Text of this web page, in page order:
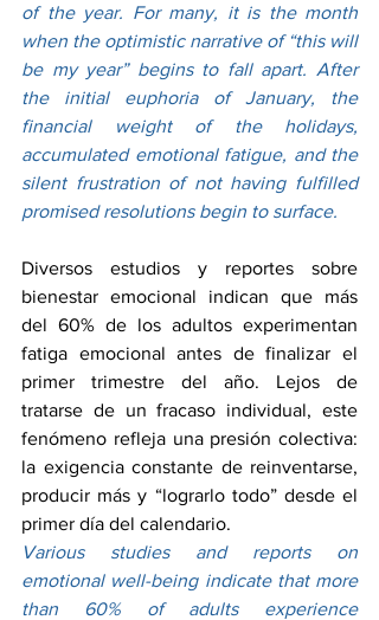
of the year. For many, it is the month
when the optimistic narrative of “this will
be my year” begins to fall apart. After
the initial euphoria of January, the
financial weight of the holidays,
accumulated emotional fatigue, and the
silent frustration of not having fulfilled
promised resolutions begin to surface.
Diversos estudios y reportes sobre
bienestar emocional indican que más
del 60% de los adultos experimentan
fatiga emocional antes de finalizar el
primer trimestre del año. Lejos de
tratarse de un fracaso individual, este
fenómeno refleja una presión colectiva:
la exigencia constante de reinventarse,
producir más y “lograrlo todo” desde el
primer día del calendario.
Various studies and reports on
emotional well-being indicate that more
than 60% of adults experience